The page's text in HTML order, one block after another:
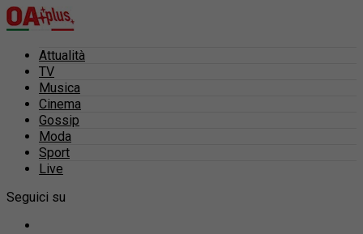
Attualità
TV
Musica
Cinema
Gossip
Moda
Sport
Live
Seguici su